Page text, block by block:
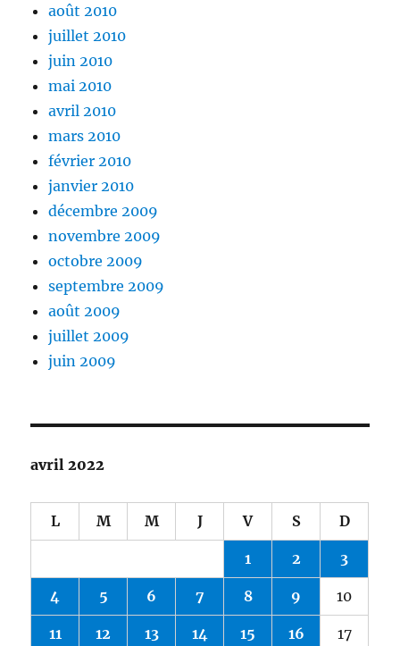
août 2010
juillet 2010
juin 2010
mai 2010
avril 2010
mars 2010
février 2010
janvier 2010
décembre 2009
novembre 2009
octobre 2009
septembre 2009
août 2009
juillet 2009
juin 2009
avril 2022
L M M J V S D
1 2 3
4 5 6 7 8 9 10
11 12 13 14 15 16 17